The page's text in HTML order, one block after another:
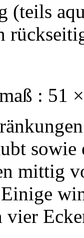
(teils
: 51
mittig
vier